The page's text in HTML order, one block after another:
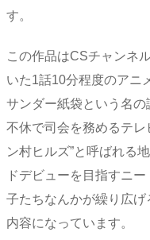
す。
この作品はCSチャンネ
いた1話10分程度のアニ
サンダー紙袋という名
不休で司会を務めるテ
ン村ヒルズ”と呼ばれる
ドデビューを目指すニ
子たちなんかが繰り広
内容になっています。